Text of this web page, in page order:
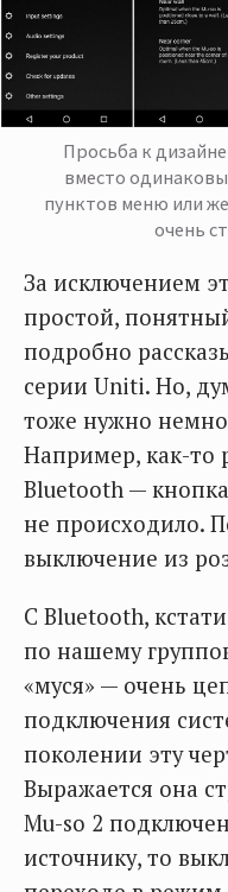
Просьба к
вместо
пунктов меню или
очень
За исключением
простой,
подробно
серии Uniti. Но,
тоже нужно
Например, как-то
Bluetooth —
не происходило.
выключение из
С Bluetooth,
по нашему
«муся» — очень
подключения
поколении эту
Выражается она
Mu-so 2
источнику, то